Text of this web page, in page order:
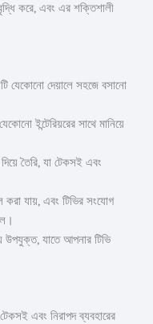
করে, এবং এর শক্তিশালী
যেকোনো দেয়ালে সহজে বসানো
ইন্টেরিয়রের সাথে মানিয়ে
তৈরি, যা টেকসই এবং
যায়, এবং টিভির সংযোগ
উপযুক্ত, যাতে আপনার টিভি
এবং নিরাপদ ব্যবহারের